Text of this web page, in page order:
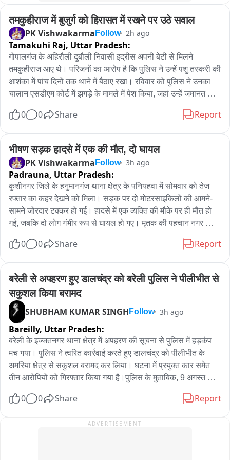
तमकुहीराज में बुजुर्ग को हिरासत में रखने पर उठे सवाल
PK Vishwakarma Follow 2h ago
Tamakuhi Raj, Uttar Pradesh:
गोपालगंज के अहिरौली दुबौली निवासी इद्रीस अपनी बेटी से मिलने
तमकुहीराज आए थे। परिजनों का आरोप है कि पुलिस ने उन्हें पशु तस्करी की
आशंका में पांच दिनों तक थाने में बैठाए रखा। रविवार को पुलिस ने उनका
चालान एसडीएम कोर्ट में झगड़े के मामले में पेश किया, जहां उन्हें जमानत मिल
तहसील में बैठाए रखा गया और इसके बाद रिहाई हुई। परिजनों के अनुसार,
संबंधित वीडियो मंगवाकर मामले की जानकारी ली। इस मामले में यह सवाल
उठ रहा है कि यदि पशु तस्करी का आरोप था तो संबंधित धाराओं में कार्रवाई
क्यों नहीं की गई और यदि मामला केवल झगड़े का था तो पांच दिन तक
हिरासत में रखने का आधार क्या था। रकम मांगने की चर्चा भी है, हालांकि
इसकी स्वतंत्र पुष्टि नहीं हुई है।
0 0 Share Report
भीषण सड़क हादसे में एक की मौत, दो घायल
PK Vishwakarma Follow 3h ago
Padrauna, Uttar Pradesh:
कुशीनगर जिले के हनुमानगंज थाना क्षेत्र के पनियहवा में सोमवार को तेज
रफ्तार का कहर देखने को मिला। सड़क पर दो मोटरसाइकिलों की आमने-
सामने जोरदार टक्कर हो गई। हादसे में एक व्यक्ति की मौके पर ही मौत हो
गई, जबकि दो लोग गंभीर रूप से घायल हो गए। मृतक की पहचान नगर
सूचना मिलते ही पुलिस मौके पर पहुंची और घायलों को उपचार के लिए
शुरू कर दी है। घटना के बाद मौके पर अफरा-तफरी मच गई।
0 0 Share Report
बरेली से अपहरण हुए डालचंद्र को बरेली पुलिस ने पीलीभीत से
सकुशल किया बरामद
SHUBHAM KUMAR SINGH Follow 3h ago
Bareilly, Uttar Pradesh:
बरेली के इज्जतनगर थाना क्षेत्र में अपहरण की सूचना से पुलिस में हड़कंप
मच गया। पुलिस ने त्वरित कार्रवाई करते हुए डालचंद्र को पीलीभीत के
अमरिया क्षेत्र से सकुशल बरामद कर लिया। घटना में प्रयुक्त कार समेत
तीन आरोपियों को गिरफ्तार किया गया है।पुलिस के मुताबिक, 9 अगस्त की
डालचंद्र को चार पहिया वाहन से आए कुछ लोग मारपीट करते हुए जबरन
जानकारी दी।पुलिस ने वाहन की जानकारी जुटाकर सर्विलांस के माध्यम से
0 0 Share Report
ADVERTISEMENT